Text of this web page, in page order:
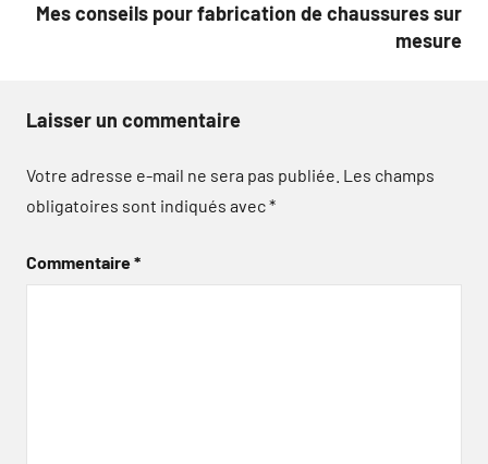
Mes conseils pour fabrication de chaussures sur
mesure
Laisser un commentaire
Votre adresse e-mail ne sera pas publiée. Les champs
obligatoires sont indiqués avec*
Commentaire*